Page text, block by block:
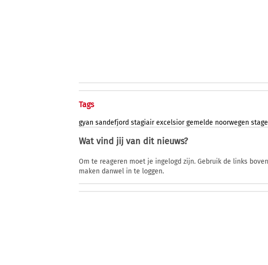
Tags
gyan sandefjord stagiair excelsior gemelde noorwegen stage
Wat vind jij van dit nieuws?
Om te reageren moet je ingelogd zijn. Gebruik de links
maken danwel in te loggen.